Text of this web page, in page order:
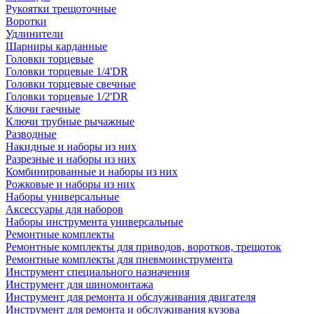
Рукоятки трещоточные
Воротки
Удлинители
Шарниры карданные
Головки торцевые
Головки торцевые 1/4'DR
Головки торцевые свечные
Головки торцевые 1/2'DR
Ключи гаечные
Ключи трубные рычажные
Разводные
Накидные и наборы из них
Разрезные и наборы из них
Комбинированные и наборы из них
Рожковые и наборы из них
Наборы универсальные
Аксессуары для наборов
Наборы инструмента универсальные
Ремонтные комплекты
Ремонтные комплекты для приводов, воротков, трещоток
Ремонтные комплекты для пневмоинструмента
Инструмент специального назначения
Инструмент для шиномонтажа
Инструмент для ремонта и обслуживания двигателя
Инструмент для ремонта и обслуживания кузова